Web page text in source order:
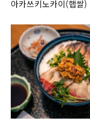
아카쓰키노카이(햅쌀)